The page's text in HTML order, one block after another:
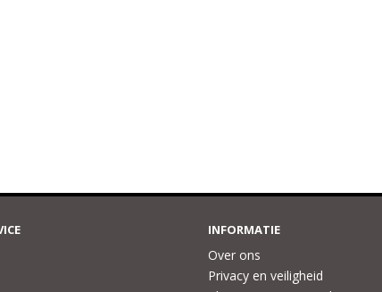
INFORMATIE
Over ons
Privacy en veiligheid